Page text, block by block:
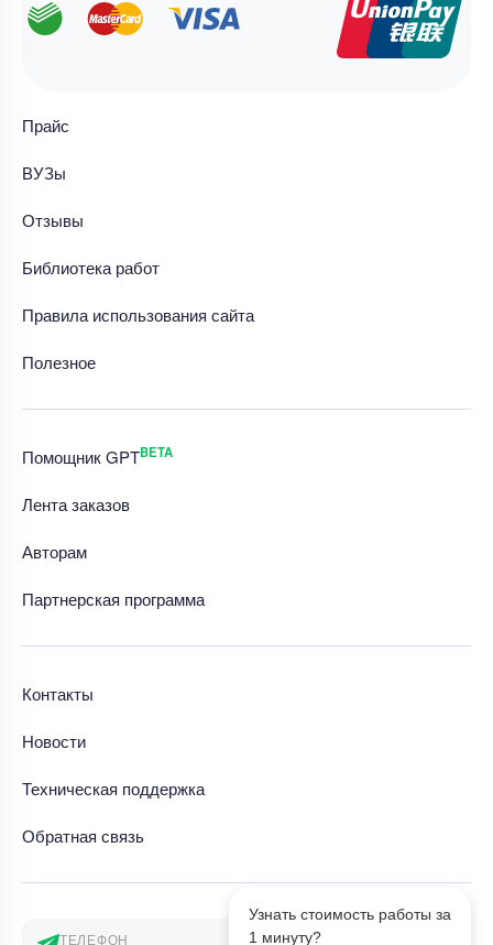
Узнать стоимость работы за
1 минуту?
Прайс
ВУЗы
Отзывы
Библиотека работ
Правила использования сайта
Полезное
Помощник GPTBETA
Лента заказов
Авторам
Партнерская программа
Контакты
Новости
Техническая поддержка
Обратная связь
ТЕЛЕФОН